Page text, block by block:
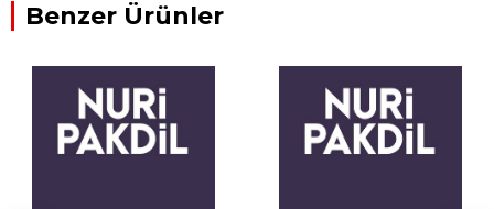
Benzer Ürünler